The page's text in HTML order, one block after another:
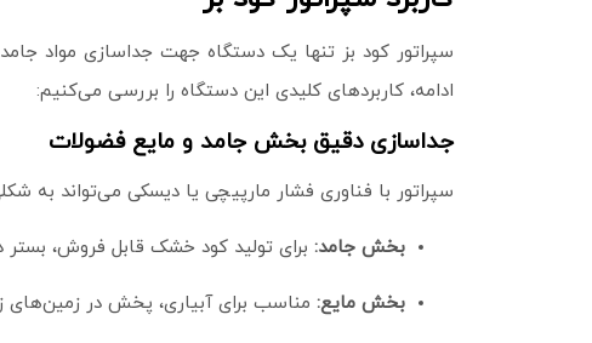
سپراتور کود بز تنها یک دستگاه جهت جداسازی مواد
ادامه، کاربردهای کلیدی این دستگاه را بررسی می‌کنیم:
جداسازی دقیق بخش جامد و مایع فضولات
سپراتور با فناوری فشار مارپیچی یا دیسکی می‌تواند به
بخش جامد: برای تولید کود خشک قابل فروش،
بخش مایع: مناسب برای آبیاری، پخش در زمین‌های